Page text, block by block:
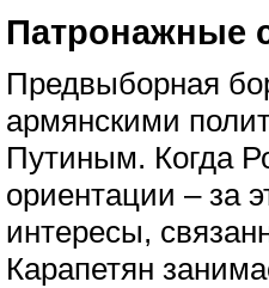
Патронажные
Предвыборная
армянскими
Путиным. Когда
ориентации – за
интересы,
Карапетян